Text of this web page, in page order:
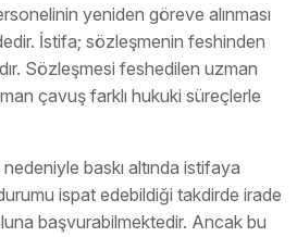
yeniden göreve alınması
İstifa; sözleşmenin feshinden
Sözleşmesi feshedilen uzman
çavuş farklı hukuki süreçlerle
baskı altında istifaya
ispat edebildiği takdirde irade
başvurabilmektedir. Ancak bu